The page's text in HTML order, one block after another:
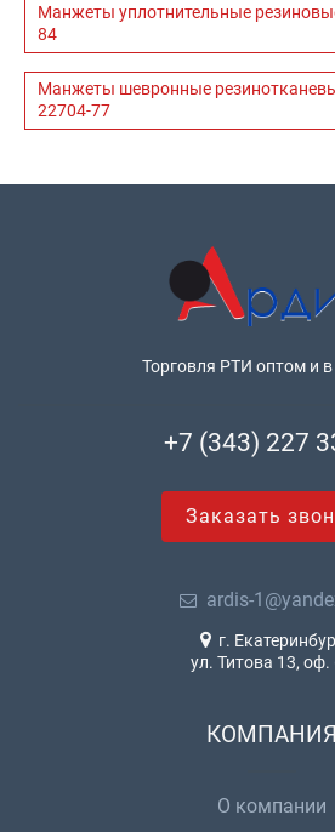
Манжеты уплотнительные
84
Манжеты шевронные
22704-77
Торговля РТИ оптом и
+7 (343) 227
Заказать
ardis-
г.
ул. Титова 13, оф.
КОМПАНИЯ
О компании